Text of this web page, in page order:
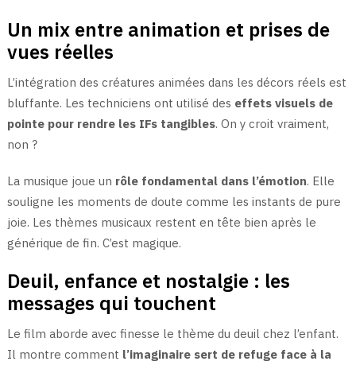
Un mix entre animation et prises de
vues réelles
L’intégration des créatures animées dans les décors réels est
bluffante. Les techniciens ont utilisé des effets visuels de
pointe pour rendre les IFs tangibles. On y croit vraiment,
non ?
La musique joue un rôle fondamental dans l’émotion. Elle
souligne les moments de doute comme les instants de pure
joie. Les thèmes musicaux restent en tête bien après le
générique de fin. C’est magique.
Deuil, enfance et nostalgie : les
messages qui touchent
Le film aborde avec finesse le thème du deuil chez l’enfant.
Il montre comment l’imaginaire sert de refuge face à la